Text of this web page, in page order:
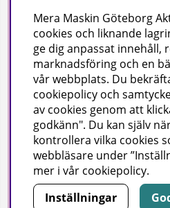
Copyright
© 2024 Mera Maskin
Mera Maskin Göteborg
cookies och liknande
ge dig anpassat innehåll,
marknadsföring och en
vår webbplats. Du
cookiepolicy och
av cookies genom att
godkänn". Du kan själv
kontrollera vilka cookies
webbläsare under
mer i vår cookiepolicy.
Inställningar